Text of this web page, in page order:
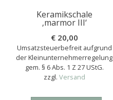
Keramikschale
‚marmor III‘
€20,00
Umsatzsteuerbefreit aufgrund
der Kleinunternehmerregelung
gem. § 6 Abs. 1 Z 27 UStG.
zzgl. Versand